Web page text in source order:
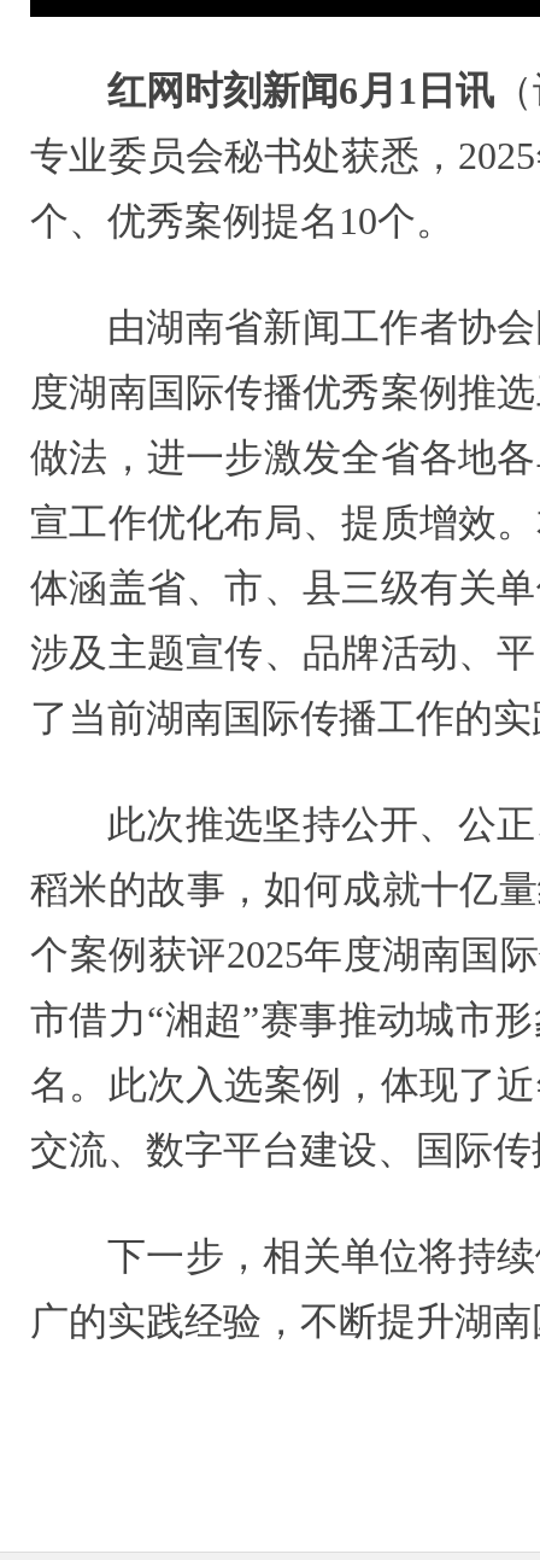
Play
红网时刻新闻6月1日讯
专业委员会秘书处获悉，
个、优秀案例提名10个。
由湖南省新闻工作者协
度湖南国际传播优秀案例推
做法，进一步激发全省各地
宣工作优化布局、提质增效
体涵盖省、市、县三级有关
涉及主题宣传、品牌活动、
了当前湖南国际传播工作的
此次推选坚持公开、公
稻米的故事，如何成就十亿
个案例获评2025年度湖南国
市借力“湘超”赛事推动城市
名。此次入选案例，体现了
交流、数字平台建设、国际
下一步，相关单位将持
广的实践经验，不断提升湖